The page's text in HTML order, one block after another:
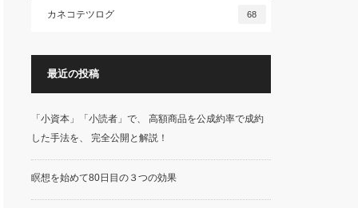
カネコテツログ 68
最近の投稿
「小資本」「小読者」で、 高額商品を公成約率で成約
した手法を、 完全公開と解説！
瞑想を始めて80日目の３つの効果